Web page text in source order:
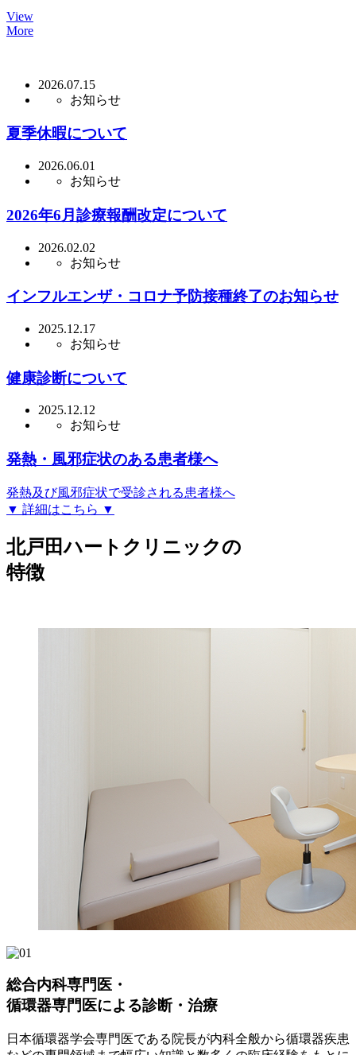
View
More
2026.07.15
お知らせ
夏季休暇について
2026.06.01
お知らせ
2026年6月診療報酬改定について
2026.02.02
お知らせ
インフルエンザ・コロナ予防接種終了のお知らせ
2025.12.17
お知らせ
健康診断について
2025.12.12
お知らせ
発熱・風邪症状のある患者様へ
発熱及び風邪症状で受診される患者様へ
▼ 詳細はこちら ▼
北戸田ハートクリニックの
特徴
総合内科専門医・
循環器専門医による診断・治療
日本循環器学会専門医である院長が内科全般から循環器疾患